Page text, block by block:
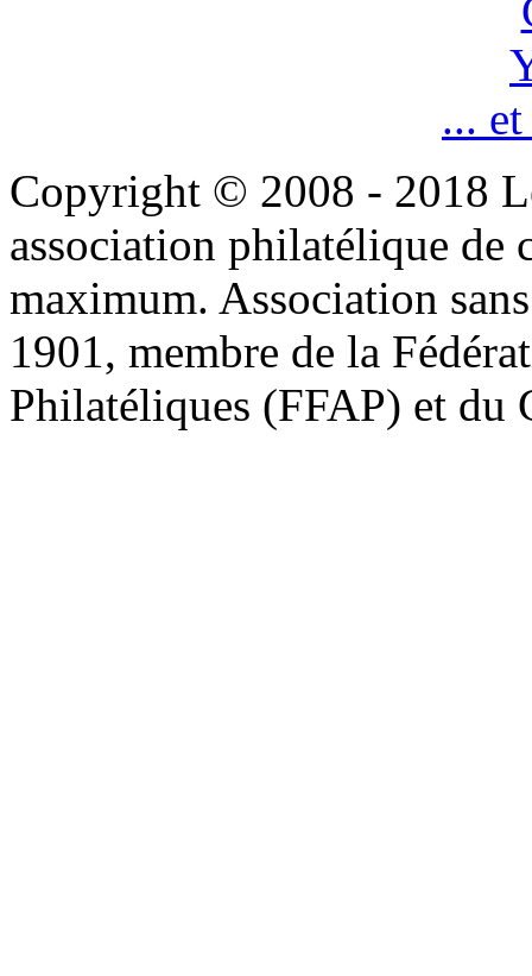
...
Copyright © 2008 - 2018
association philatélique de
maximum. Association
1901, membre de la
Philatéliques (FFAP) et du